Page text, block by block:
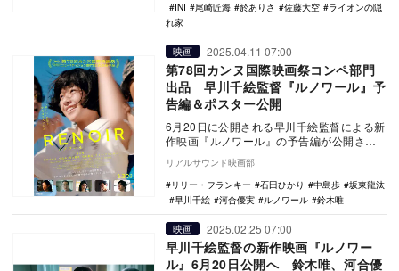
INI
尾崎匠海 於ありさ 佐藤大空
ライオンの隠
れ家
映画 2025.04.11 07:00
第78回カンヌ国際映画祭コンペ部門
出品 早川千絵監督『ルノワール』予
告編＆ポスター公開
6月20日に公開される早川千絵監督による新
作映画『ルノワール』の予告編が公開され
た。 本作は、長編初監督作『PLAN 75』
…
リアルサウンド映画部
リリー・フランキー
石田ひかり 中島歩
坂東龍汰
早川千絵
河合優実 ルノワール 鈴木唯
映画 2025.02.25 07:00
早川千絵監督の新作映画『ルノワー
ル』6月20日公開へ 鈴木唯、河合優